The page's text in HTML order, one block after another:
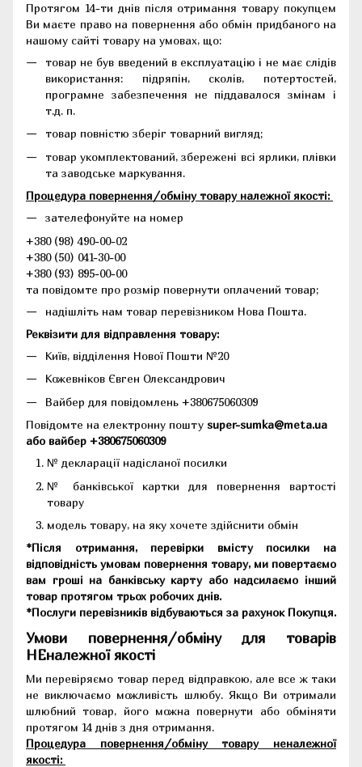
Протягом 14-ти днів після отримання товару покупцем
Ви маєте право на повернення або обмін придбаного на
нашому сайті товару на умовах, що:
товар не був введений в експлуатацію і не має слідів
використання: підряпін, сколів, потертостей,
програмне забезпечення не піддавалося змінам і
т.д. п.
товар повністю зберіг товарний вигляд;
товар укомплектований, збережені всі ярлики, плівки
та заводське маркування.
Процедура повернення/обміну товару належної якості:
зателефонуйте на номер
+380 (98) 490-00-02
+380 (50) 041-30-00
+380 (93) 895-00-00
та повідомте про розмір повернути оплачений товар;
надішліть нам товар перевізником Нова Пошта.
Реквізити для відправлення товару:
Київ, відділення Нової Пошти №20
Кожевніков Євген Олександрович
Вайбер для повідомлень +380675060309
Повідомте на електронну пошту super-sumka@meta.ua
або вайбер +380675060309
№ декларації надісланої посилки
№ банківської картки для повернення вартості
товару
модель товару, на яку хочете здійснити обмін
*Після отримання, перевірки вмісту посилки на
відповідність умовам повернення товару, ми повертаємо
вам гроші на банківську карту або надсилаємо інший
товар протягом трьох робочих днів.
*Послуги перевізників відбуваються за рахунок Покупця.
Умови повернення/обміну для товарів
НЕналежної якості
Ми перевіряємо товар перед відправкою, але все ж таки
не виключаємо можливість шлюбу. Якщо Ви отримали
шлюбний товар, його можна повернути або обміняти
протягом 14 днів з дня отримання.
Процедура повернення/обміну товару неналежної
якості: